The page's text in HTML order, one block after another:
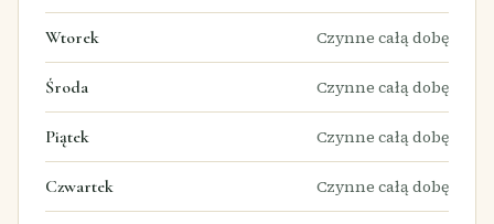
Wtorek Czynne całą dobę
Środa Czynne całą dobę
Piątek Czynne całą dobę
Czwartek Czynne całą dobę